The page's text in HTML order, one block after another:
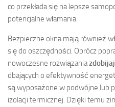
co przekłada się na lepsze
potencjalne włamania.
Bezpieczne okna mają również
się do oszczędności. Oprócz
nowoczesne rozwiązania
dbających o efektywność
są wyposażone w podwójne lub
izolacji termicznej. Dzięki temu